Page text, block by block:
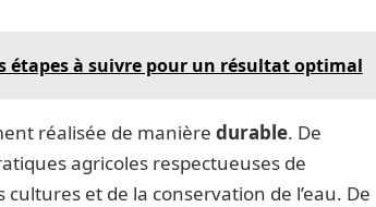
étapes à suivre pour un résultat optimal
réalisée de manière durable. De
agricoles respectueuses de
cultures et de la conservation de l’eau. De